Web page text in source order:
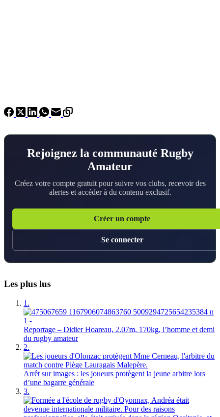
Rejoignez la communauté Rugby
Amateur
Créez votre compte gratuit pour suivre vos clubs, recevoir des
alertes et accéder à du contenu exclusif.
Créer un compte
Se connecter
Les plus lus
1.
Reportage – Didier Hoareau, 2.07m, 170kg, l’homme et demi
du rugby amateur
2.
Arrêt sur images : les joueurs protègent la jeune arbitre lors
d’une bagarre générale
3.